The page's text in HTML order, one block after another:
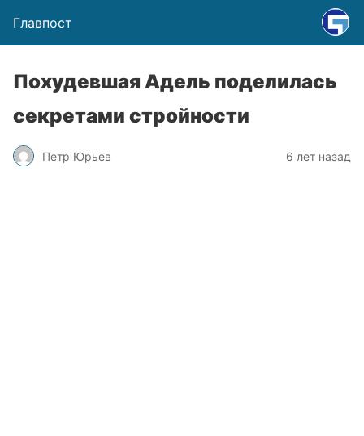
Главпост
Похудевшая Адель поделилась
секретами стройности
Петр Юрьев 6 лет назад